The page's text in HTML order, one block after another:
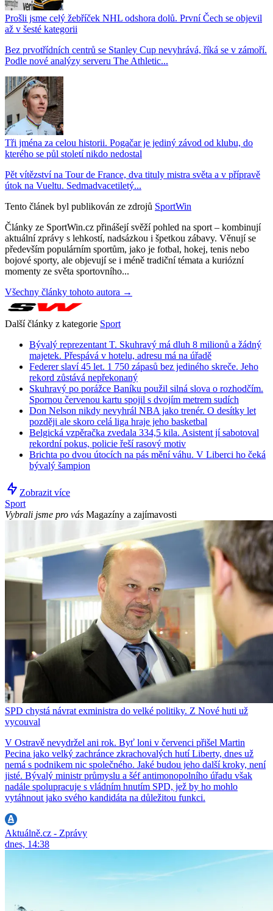
Prošli jsme celý žebříček NHL odshora dolů. První Čech se objevil
až v šesté kategorii
Bez prvotřídních centrů se Stanley Cup nevyhrává, říká se v zámoří.
Podle nové analýzy serveru The Athletic...
Tři jména za celou historii. Pogačar je jediný závod od klubu, do
kterého se půl století nikdo nedostal
Pět vítězství na Tour de France, dva tituly mistra světa a v přípravě
útok na Vueltu. Sedmadvacetiletý...
Tento článek byl publikován ze zdrojů SportWin
Články ze SportWin.cz přinášejí svěží pohled na sport – kombinují
aktuální zprávy s lehkostí, nadsázkou i špetkou zábavy. Věnují se
především populárním sportům, jako je fotbal, hokej, tenis nebo
bojové sporty, ale objevují se i méně tradiční témata a kuriózní
momenty ze světa sportovního...
Všechny články tohoto autora →
Další články z kategorie Sport
Bývalý reprezentant T. Skuhravý má dluh 8 milionů a žádný
majetek. Přespává v hotelu, adresu má na úřadě
Federer slaví 45 let. 1 750 zápasů bez jediného skreče. Jeho
rekord zůstává nepřekonaný
Skuhravý po porážce Baníku použil silná slova o rozhodčím.
Spornou červenou kartu spojil s dvojím metrem sudích
Don Nelson nikdy nevyhrál NBA jako trenér. O desítky let
později ale skoro celá liga hraje jeho basketbal
Belgická vzpěračka zvedala 334,5 kila. Asistent jí sabotoval
rekordní pokus, policie řeší rasový motiv
Brichta po dvou útocích na pás mění váhu. V Liberci ho čeká
bývalý šampion
Zobrazit více
Sport
Vybrali jsme pro vás Magazíny a zajímavosti
SPD chystá návrat exministra do velké politiky. Z Nové huti už
vycouval
V Ostravě nevydržel ani rok. Byť loni v červenci přišel Martin
Pecina jako velký zachránce zkrachovalých hutí Liberty, dnes už
nemá s podnikem nic společného. Jaké budou jeho další kroky, není
jisté. Bývalý ministr průmyslu a šéf antimonopolního úřadu však
nadále spolupracuje s vládním hnutím SPD, jež by ho mohlo
vytáhnout jako svého kandidáta na důležitou funkci.
Aktuálně.cz - Zprávy
dnes, 14:38